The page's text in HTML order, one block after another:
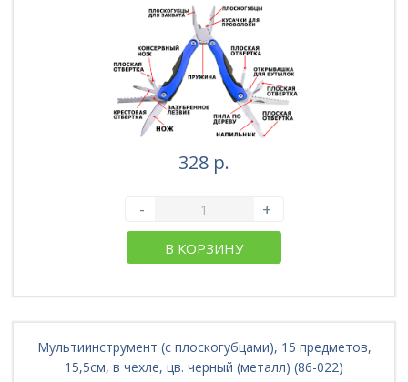
328 р.
- +
В КОРЗИНУ
Мультиинструмент (с плоскогубцами), 15 предметов,
15,5см, в чехле, цв. черный (металл) (86-022)